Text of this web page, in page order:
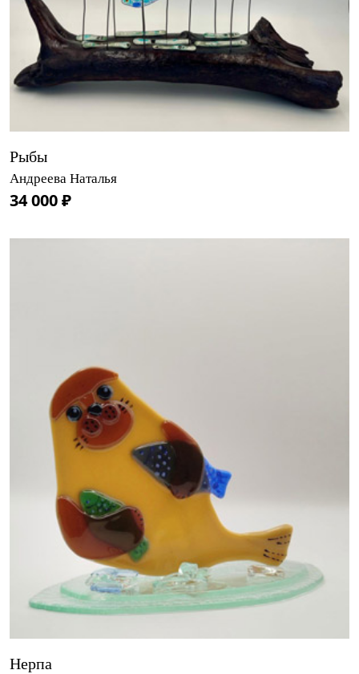
Рыбы
Андреева Наталья
34 000 ₽
Нерпа